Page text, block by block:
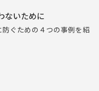
ないために
ぐための４つの事例を紹